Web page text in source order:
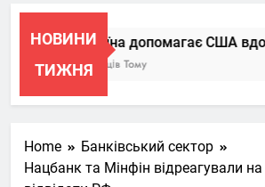
НОВИНИ
ТИЖНЯ
Україна допомагає США
6 Місяців Тому
Home
Банківський сектор
Нацбанк та Мінфін відреагували